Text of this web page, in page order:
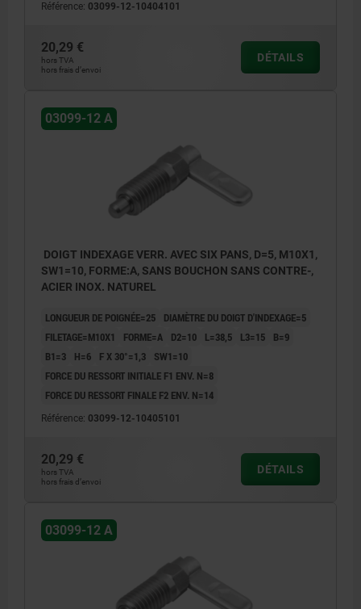
Référence: 03099-12-10404101
20,29 €
hors TVA
hors frais d’envoi
DÉTAILS
03099-12 A
DOIGT INDEXAGE VERR. AVEC SIX PANS, D=5, M10X1,
SW1=10, FORME:A, SANS BOUCHON SANS CONTRE-,
ACIER INOX. NATUREL
LONGUEUR DE POIGNÉE=25
DIAMÈTRE DU DOIGT D'INDEXAGE=5
FILETAGE=M10X1
FORME=A D2=10 L=38,5 L3=15
B=9
B1=3
H=6 F X 30°=1,3
SW1=10
FORCE DU RESSORT INITIALE F1 ENV. N=8
FORCE DU RESSORT FINALE F2 ENV. N=14
Référence: 03099-12-10405101
20,29 €
hors TVA
hors frais d’envoi
DÉTAILS
03099-12 A